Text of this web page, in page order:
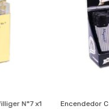
N°7 x1
Encendedor